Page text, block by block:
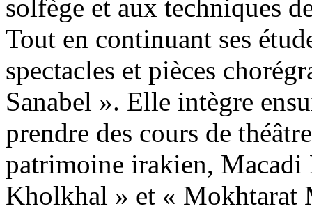
solfège et aux techniques
Tout en continuant ses
spectacles et pièces
Sanabel ». Elle intègre
prendre des cours de
patrimoine irakien, Macadi
Kholkhal » et « Mokhtarat